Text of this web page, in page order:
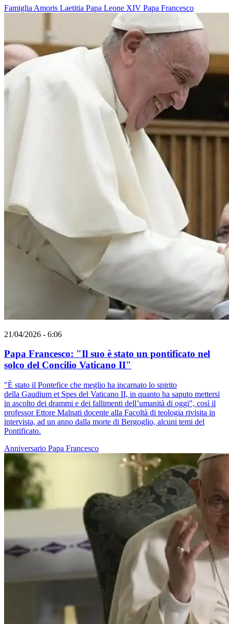
Famiglia Amoris Laetitia Papa Leone XIV Papa Francesco
21/04/2026 - 6:06
Papa Francesco: "Il suo è stato un pontificato nel
solco del Concilio Vaticano II"
"È stato il Pontefice che meglio ha incarnato lo spirito
della Gaudium et Spes del Vaticano II, in quanto ha saputo mettersi
in ascolto dei drammi e dei fallimenti dell’umanità di oggi", così il
professor Ettore Malnati docente alla Facoltà di teologia rivisita in
intervista, ad un anno dalla morte di Bergoglio, alcuni temi del
Pontificato.
Anniversario Papa Francesco